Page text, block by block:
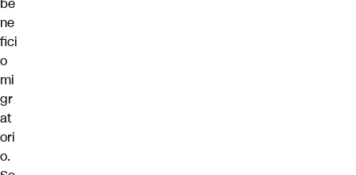
ne
fici
o
mi
gr
at
ori
o.